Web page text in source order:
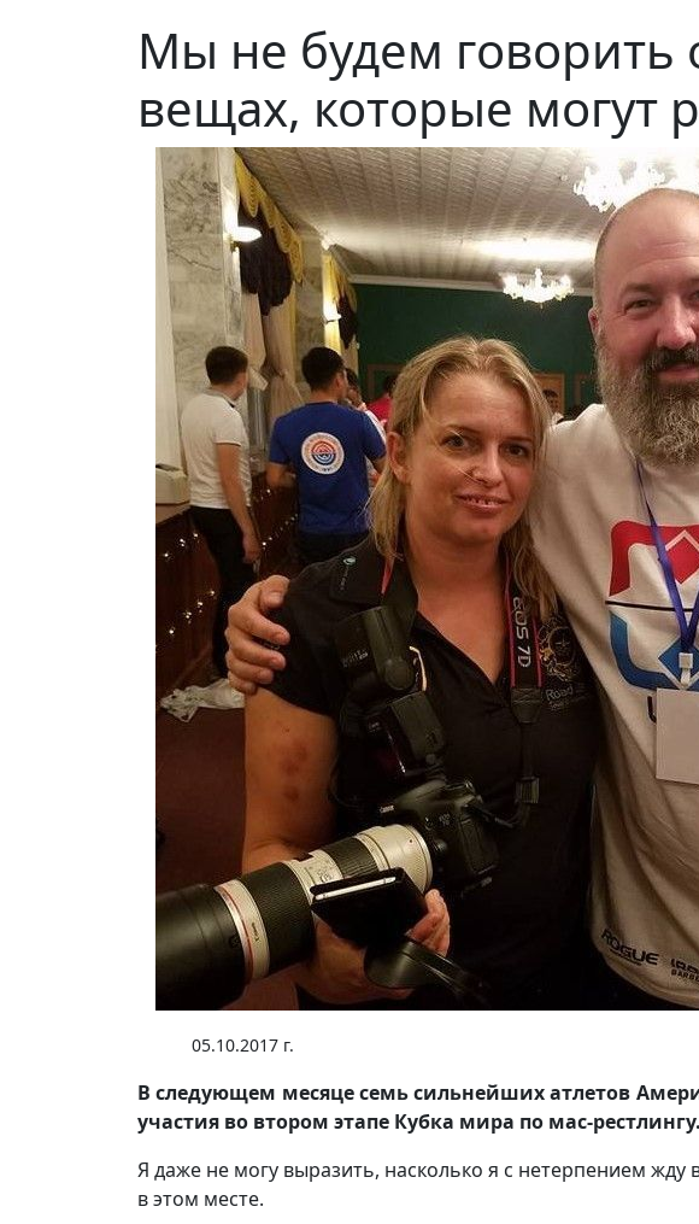
Мы не будем говорить
вещах, которые могут
05.10.2017 г.
В следующем месяце семь сильнейших атлетов
участия во втором этапе Кубка мира по мас-рестлингу.
Я даже не могу выразить, насколько я с нетерпением жду
в этом месте.